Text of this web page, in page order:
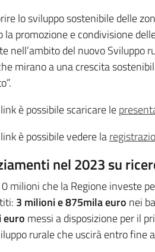
lo sviluppo sostenibile delle
la promozione e condivisione
nell’ambito del nuovo Sviluppo
mirano a una crescita
è possibile scaricare le
è possibile vedere la
nel 2023 su
milioni che la Regione investe
3 milioni e 875mila euro nei
euro messi a disposizione per il
rurale che uscirà entro fine